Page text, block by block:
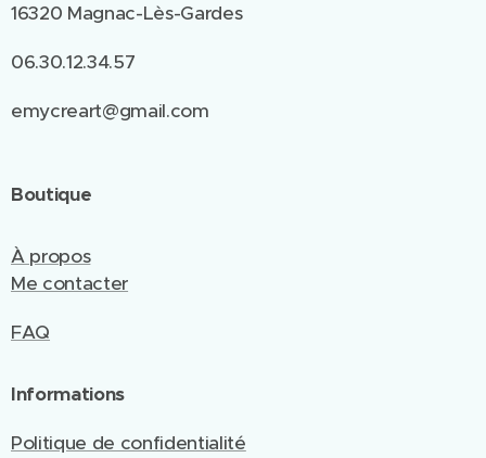
16320 Magnac-Lès-Gardes
06.30.12.34.57
emycreart@gmail.com
Boutique
À propos
Me contacter
FAQ
Informations
Politique de confidentialité